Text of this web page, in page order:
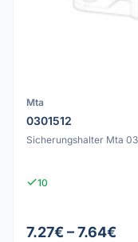
Mta
0301512
Sicherungshalter Mta
10
7.27€ – 7.64€